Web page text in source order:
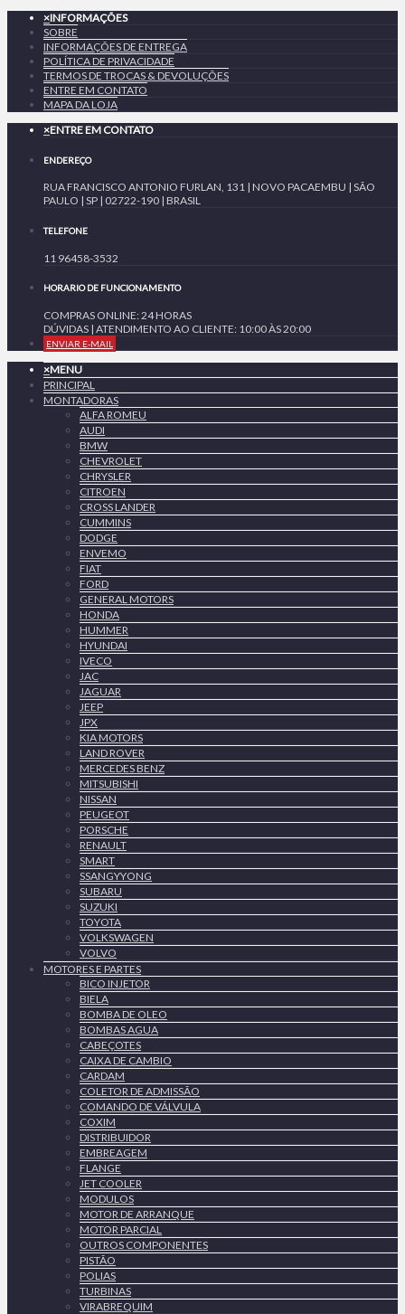
×INFORMAÇÕES
SOBRE
INFORMAÇÕES DE ENTREGA
POLÍTICA DE PRIVACIDADE
TERMOS DE TROCAS & DEVOLUÇÕES
ENTRE EM CONTATO
MAPA DA LOJA
×ENTRE EM CONTATO
ENDEREÇO
RUA FRANCISCO ANTONIO FURLAN, 131 | NOVO PACAEMBU | SÃO
PAULO | SP | 02722-190 | BRASIL
TELEFONE
11 96458-3532
HORARIO DE FUNCIONAMENTO
COMPRAS ONLINE: 24 HORAS
DÚVIDAS | ATENDIMENTO AO CLIENTE: 10:00 ÀS 20:00
ENVIAR E-MAIL
×MENU
PRINCIPAL
MONTADORAS
ALFA ROMEU
AUDI
BMW
CHEVROLET
CHRYSLER
CITROEN
CROSS LANDER
CUMMINS
DODGE
ENVEMO
FIAT
FORD
GENERAL MOTORS
HONDA
HUMMER
HYUNDAI
IVECO
JAC
JAGUAR
JEEP
JPX
KIA MOTORS
LAND ROVER
MERCEDES BENZ
MITSUBISHI
NISSAN
PEUGEOT
PORSCHE
RENAULT
SMART
SSANGYYONG
SUBARU
SUZUKI
TOYOTA
VOLKSWAGEN
VOLVO
MOTORES E PARTES
BICO INJETOR
BIELA
BOMBA DE OLEO
BOMBAS AGUA
CABEÇOTES
CAIXA DE CAMBIO
CARDAM
COLETOR DE ADMISSÃO
COMANDO DE VÁLVULA
COXIM
DISTRIBUIDOR
EMBREAGEM
FLANGE
JET COOLER
MODULOS
MOTOR DE ARRANQUE
MOTOR PARCIAL
OUTROS COMPONENTES
PISTÃO
POLIAS
TURBINAS
VIRABREQUIM